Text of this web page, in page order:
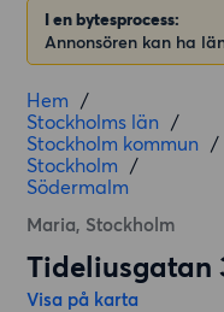
I en bytesprocess:
Annonsören kan ha
Hem /
Stockholms län /
Stockholm kommun /
Stockholm /
Södermalm
Maria, Stockholm
Tideliusgatan
Visa på karta